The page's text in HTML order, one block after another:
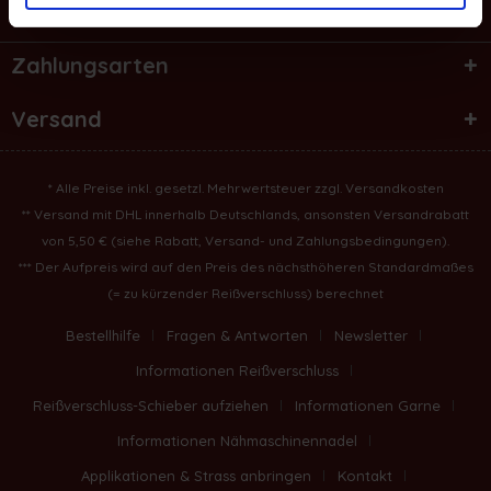
Informationen
Zahlungsarten
Versand
* Alle Preise inkl. gesetzl. Mehrwertsteuer zzgl. Versandkosten
** Versand mit DHL innerhalb Deutschlands, ansonsten Versandrabatt
von 5,50 € (siehe Rabatt, Versand- und Zahlungsbedingungen).
*** Der Aufpreis wird auf den Preis des nächsthöheren Standardmaßes
(= zu kürzender Reißverschluss) berechnet
Bestellhilfe Fragen & Antworten
Newsletter
Informationen Reißverschluss
Reißverschluss-Schieber aufziehen
Informationen Garne
Informationen Nähmaschinennadel
Applikationen & Strass anbringen
Kontakt